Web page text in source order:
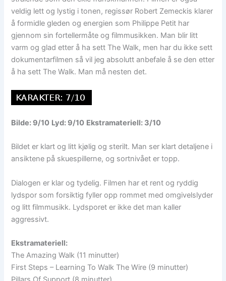
veldig lett og lystig i tonen, regissør Robert Zemeckis klarer
å formidle gleden og energien som Philippe Petit har
gjennom sin fortellermåte og filmmusikken. Man blir litt
varm og glad etter å ha sett The Walk, men har du ikke sett
dokumentarfilmen så vil jeg absolutt anbefale å se den etter
å ha sett The Walk. Man må nesten det.
Bilde: 9/10 Lyd: 9/10 Ekstramateriell: 3/10
Bildet er klart og litt kjølig og sterilt. Man ser klart detaljene i
ansiktene på skuespillerne, og sortnivået er topp.
Dialogen er klar og tydelig. Filmen har et rent og ryddig
lydspor som forsiktig fyller opp rommet med omgivelslyder
og litt filmmusikk. Lydsporet er ikke det man kaller
aggressivt.
Ekstramateriell:
The Amazing Walk (11 minutter)
First Steps – Learning To Walk The Wire (9 minutter)